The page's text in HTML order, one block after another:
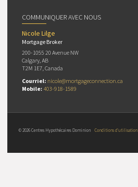
COMMUNIQUER AVEC NOUS
Nicole Lilge
Mortgage Broker
200-1055 20 Avenue NW
Calgary, AB
T2M 1E7, Canada
Courriel: nicole@mortgageconnection.ca
Mobile: 403-918-1589
© 2026 Centres Hypothécaires Dominion Conditions d’utilisation